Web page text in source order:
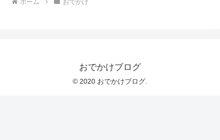
ホーム おでかけ
おでかけブログ
© 2020 おでかけブログ.